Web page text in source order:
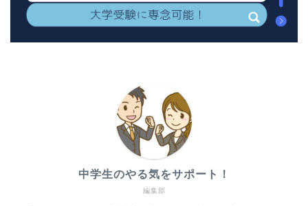
編集部
中学生のやる気をサポート！